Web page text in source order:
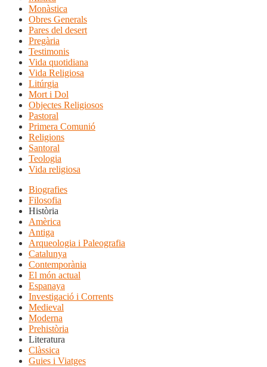
Monàstica
Obres Generals
Pares del desert
Pregària
Testimonis
Vida quotidiana
Vida Religiosa
Litúrgia
Mort i Dol
Objectes Religiosos
Pastoral
Primera Comunió
Religions
Santoral
Teologia
Vida religiosa
Biografies
Filosofia
Història
Amèrica
Antiga
Arqueologia i Paleografia
Catalunya
Contemporània
El món actual
Espanaya
Investigació i Corrents
Medieval
Moderna
Prehistòria
Literatura
Clàssica
Guies i Viatges